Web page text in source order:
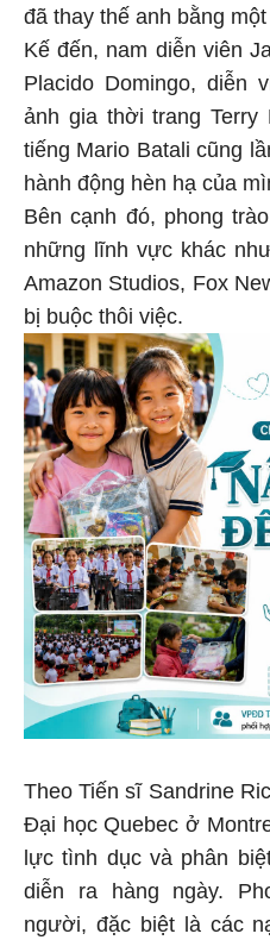
đã thay thế anh bằng một
Kế đến, nam diễn viên
Placido Domingo, diễn
ảnh gia thời trang Terry
tiếng Mario Batali cũng
hành động hèn hạ của
Bên cạnh đó, phong
những lĩnh vực khác
Amazon Studios, Fox
bị buộc thôi việc.
Theo Tiến sĩ Sandrine
Đại học Quebec ở
lực tình dục và phân
diễn ra hàng ngày.
người, đặc biệt là các